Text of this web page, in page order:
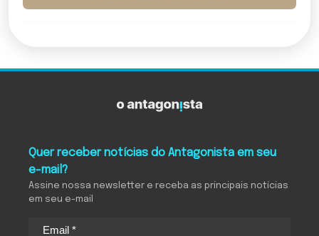
Quer receber notícias do Antagonista em seu
e-mail?
Assine nossa newsletter e receba as principais notícias
em seu e-mail